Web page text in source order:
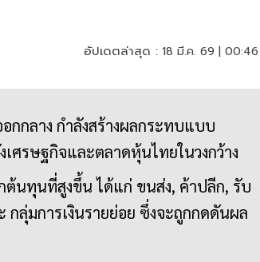
อัปเดตล่าสุด : 18 มี.ค. 69 |
กกลาง กำลังสร้างผลกระทบแบบ
ศรษฐกิจและตลาดหุ้นไทยในวงกว้าง
ต้นทุนที่สูงขึ้น ได้แก่ ขนส่ง, ค้าปลีก, รับ
กลุ่มการเงินรายย่อย ซึ่งจะถูกกดดันผล